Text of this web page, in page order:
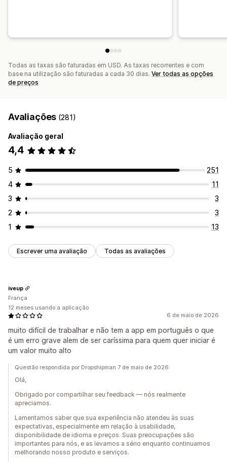
Todas as taxas são faturadas em USD. As taxas recorrentes e com
base na utilização são faturadas a cada 30 dias. Ver todas as opções
de preços
Avaliações (281)
Avaliação geral
4,4
5
251
4
11
3
3
2
3
1
13
Escrever uma avaliação Todas as avaliações
6 de maio de 2026
muito difícil de trabalhar e não tem a app em português o que
é um erro grave alem de ser caríssima para quem quer iniciar é
um valor muito alto
iveup
França
12 meses usando a aplicação
Questão respondida por Dropshipman 7 de maio de 2026
Olá,
Obrigado por compartilhar seu feedback — nós realmente
apreciamos.
Lamentamos saber que sua experiência não atendeu às suas
expectativas, especialmente em relação à usabilidade,
disponibilidade de idioma e preços. Suas preocupações são
importantes para nós, e as levamos a sério enquanto continuamos
melhorando nosso produto e serviços.